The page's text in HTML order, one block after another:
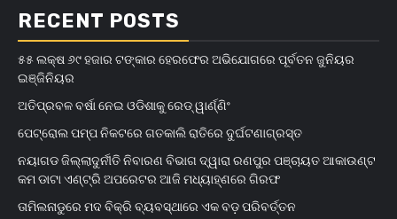
RECENT POSTS
୫୫ ଲକ୍ଷ ୬୯ ହଜାର ଟଙ୍କାର ହେରଫେର ଅଭିଯୋଗରେ ପୂର୍ବତନ ଜୁନିୟର
ଇଞ୍ଜିନିୟର
ଅତିପ୍ରବଳ ବର୍ଷା ନେଇ ଓଡିଶାକୁ ରେଡ୍ ୱାର୍ଣ୍ଣିଂ
ପେଟ୍ରୋଲ ପମ୍ପ ନିକଟରେ ଗତକାଲି ରାତିରେ ଦୁର୍ଘଟଣାଗ୍ରସ୍ତ
ନୟାଗଡ ଜିଲ୍ଲାଦୁର୍ନୀତି ନିବାରଣ ବିଭାଗ ଦ୍ୱାରା ରଣପୁର ପଞ୍ଚାୟତ ଆକାଉଣ୍ଟ
କମ ଡାଟା ଏଣ୍ଟ୍ରି ଅପରେଟର ଆଜି ମଧ୍ୟାହ୍‌ଣରେ ଗିରଫ
ତାମିଲନାଡୁରେ ମଦ ବିକ୍ରି ବ୍ୟବସ୍ଥାରେ ଏକ ବଡ଼ ପରିବର୍ତ୍ତନ